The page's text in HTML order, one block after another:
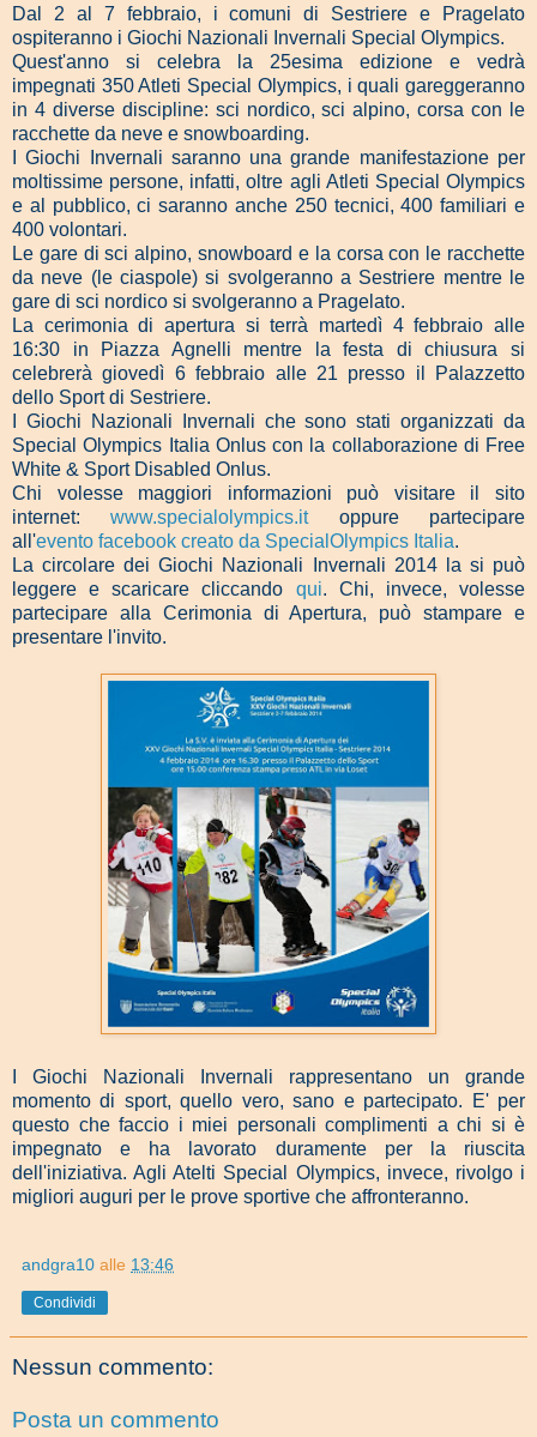
Dal 2 al 7 febbraio, i comuni di Sestriere e Pragelato
ospiteranno i Giochi Nazionali Invernali Special Olympics.
Quest'anno si celebra la 25esima edizione e vedrà
impegnati 350 Atleti Special Olympics, i quali gareggeranno
in 4 diverse discipline: sci nordico, sci alpino, corsa con le
racchette da neve e snowboarding.
I Giochi Invernali saranno una grande manifestazione per
moltissime persone, infatti, oltre agli Atleti Special Olympics
e al pubblico, ci saranno anche 250 tecnici, 400 familiari e
400 volontari.
Le gare di sci alpino, snowboard e la corsa con le racchette
da neve (le ciaspole) si svolgeranno a Sestriere mentre le
gare di sci nordico si svolgeranno a Pragelato.
La cerimonia di apertura si terrà martedì 4 febbraio alle
16:30 in Piazza Agnelli mentre la festa di chiusura si
celebrerà giovedì 6 febbraio alle 21 presso il Palazzetto
dello Sport di Sestriere.
I Giochi Nazionali Invernali che sono stati organizzati da
Special Olympics Italia Onlus con la collaborazione di Free
White & Sport Disabled Onlus.
Chi volesse maggiori informazioni può visitare il sito
internet:www.specialolympics.itoppure partecipare
all'evento facebook creato da SpecialOlympics Italia.
La circolare dei Giochi Nazionali Invernali 2014 la si può
leggere e scaricare cliccando qui. Chi, invece, volesse
partecipare alla Cerimonia di Apertura, può stampare e
presentare l'invito.
I Giochi Nazionali Invernali rappresentano un grande
momento di sport, quello vero, sano e partecipato. E' per
questo che faccio i miei personali complimenti a chi si è
impegnato e ha lavorato duramente per la riuscita
dell'iniziativa. Agli Atelti Special Olympics, invece, rivolgo i
migliori auguri per le prove sportive che affronteranno.
andgra10 alle 13:46
Condividi
Nessun commento:
Posta un commento